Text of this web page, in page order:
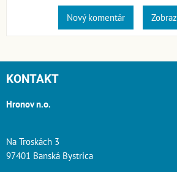
Nový komentár
KONTAKT
Hronov n.o.
Na Troskách 3
97401 Banská Bystrica